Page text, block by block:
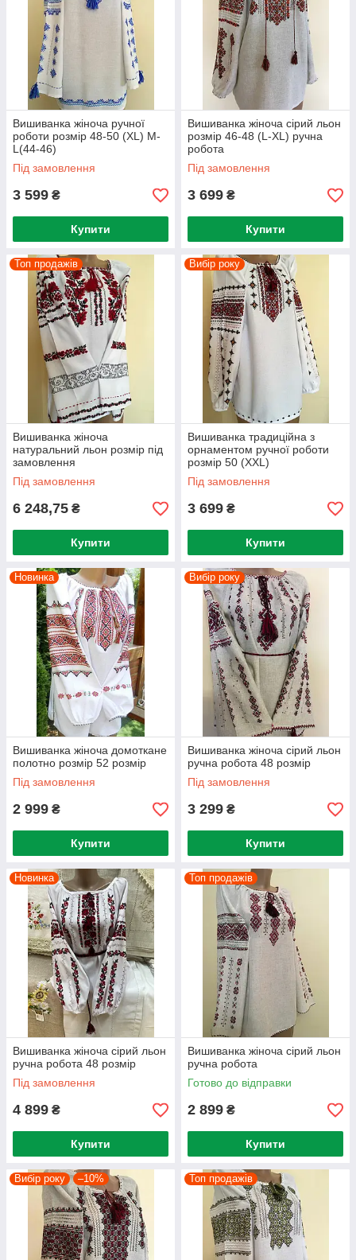
Вишиванка жіноча ручної
роботи розмір 48-50 (ХL) М-
L(44-46)
Під замовлення
3 599 ₴
Купити
Вишиванка жіноча сірий льон
розмір 46-48 (L-XL) ручна
робота
Під замовлення
3 699 ₴
Купити
Топ продажів
Вишиванка жіноча
натуральний льон розмір під
замовлення
Під замовлення
6 248,75 ₴
Купити
Вибір року
Вишиванка традиційна з
орнаментом ручної роботи
розмір 50 (XХL)
Під замовлення
3 699 ₴
Купити
Новинка
Вишиванка жіноча домоткане
полотно розмір 52 розмір
Під замовлення
2 999 ₴
Купити
Вибір року
Вишиванка жіноча сірий льон
ручна робота 48 розмір
Під замовлення
3 299 ₴
Купити
Новинка
Вишиванка жіноча сірий льон
ручна робота 48 розмір
Під замовлення
4 899 ₴
Купити
Топ продажів
Вишиванка жіноча сірий льон
ручна робота
Готово до відправки
2 899 ₴
Купити
Вибір року –10% Топ продажів